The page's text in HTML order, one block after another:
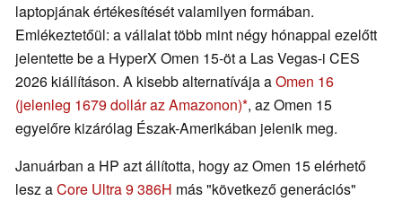
laptopjának értékesítését valamilyen formában.
Emlékeztetőül: a vállalat több mint négy hónappal ezelőtt
jelentette be a HyperX Omen 15-öt a Las Vegas-i CES
2026 kiállításon. A kisebb alternatívája aOmen 16
(jelenleg 1679 dollár az Amazonon) , az Omen 15
egyelőre kizárólag Észak-Amerikában jelenik meg.
Januárban a HP azt állította, hogy az Omen 15 elérhető
lesz aCore Ultra 9 386H más "következő generációs"